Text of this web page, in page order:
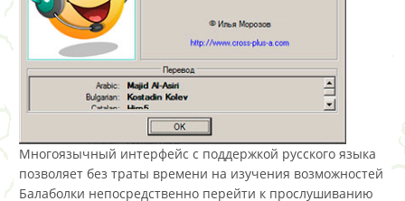
Многоязычный интерфейс с поддержкой русского языка
позволяет без траты времени на изучения возможностей
Балаболки непосредственно перейти к прослушиванию